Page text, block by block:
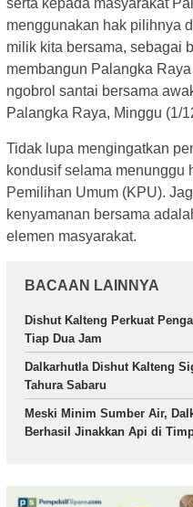
menggunakan hak pilihnya
milik kita bersama, sebagai
membangun Palangka
ngobrol santai bersama
Palangka Raya, Minggu (1/
Tidak lupa mengingatkan
kondusif selama menunggu
Pemilihan Umum (KPU).
kenyamanan bersama
elemen masyarakat.
BACAAN LAINNYA
Dishut Kalteng Perkuat
Tiap Dua Jam
Dalkarhutla Dishut Kalteng
Tahura Sabaru
Meski Minim Sumber Air,
Berhasil Jinakkan Api di